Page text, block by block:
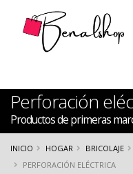
Perforación
Productos de primeras
INICIO HOGAR BRICOLAJE
PERFORACIÓN ELÉCTRICA